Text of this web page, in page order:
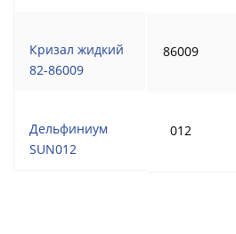
Кризал жидкий
82-86009
Дельфиниум
SUN012
86009
012